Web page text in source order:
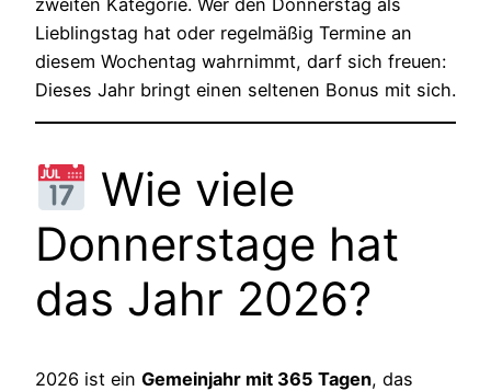
Lieblingstag hat oder regelmäßig Termine an
diesem Wochentag wahrnimmt, darf sich freuen:
Dieses Jahr bringt einen seltenen Bonus mit sich.
Wie viele
Donnerstage hat
das Jahr 2026?
2026 ist ein Gemeinjahr mit 365 Tagen, das